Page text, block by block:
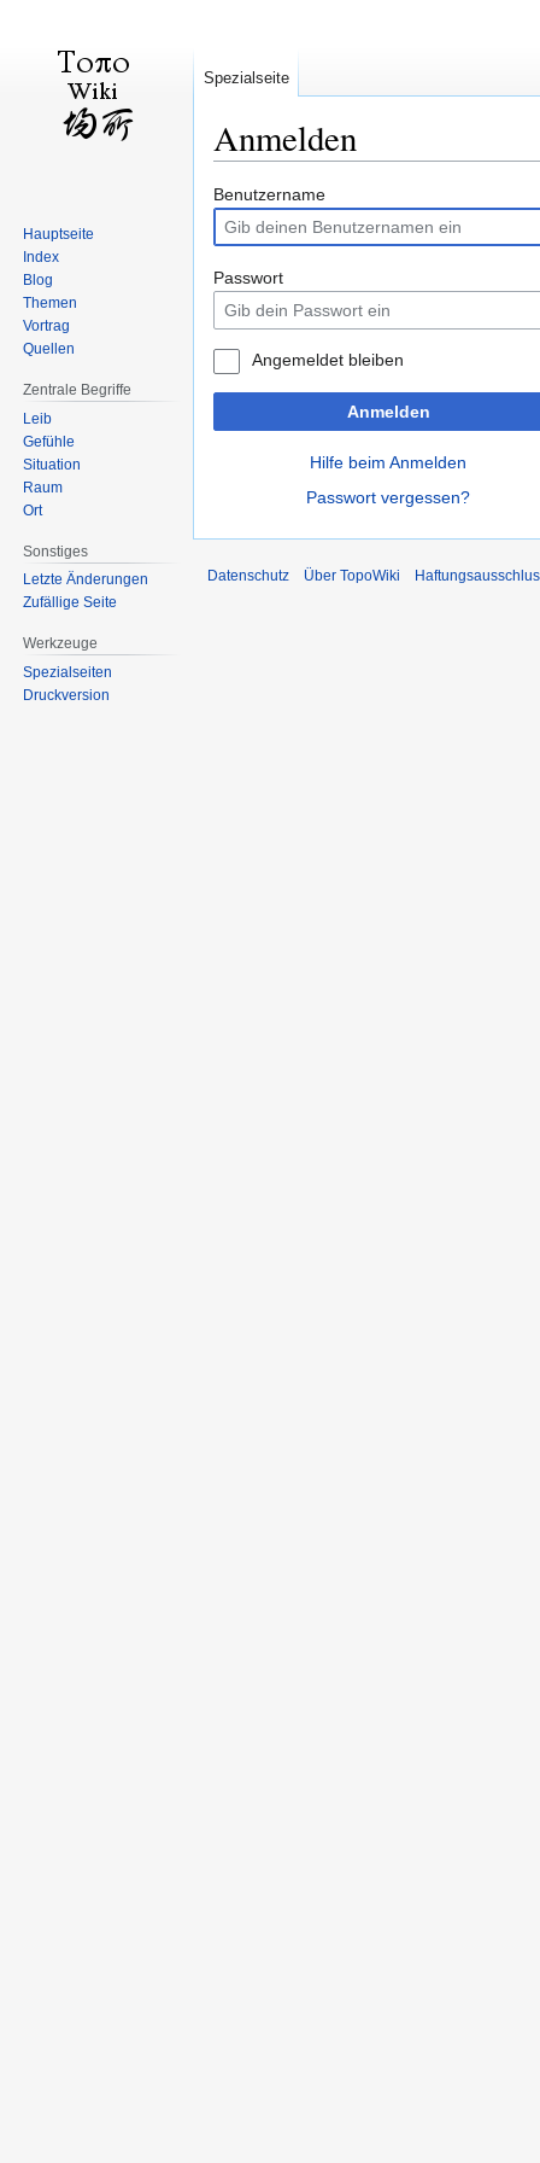
Anmelden
Zur
Navigation
springen
Zur
Suche
springen
Benutzername
Passwort
Angemeldet bleiben
Anmelden
Hilfe beim Anmelden
Passwort vergessen?
Spezialseite
Hauptseite
Index
Blog
Themen
Vortrag
Quellen
Zentrale Begriffe
Leib
Gefühle
Situation
Raum
Ort
Sonstiges
Letzte Änderungen
Zufällige Seite
Werkzeuge
Spezialseiten
Druckversion
Datenschutz Über TopoWiki